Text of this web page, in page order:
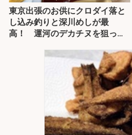
東京出張のお供にクロダイ落と
し込み釣りと深川めしが最
高！ 運河のデカチヌを狙って